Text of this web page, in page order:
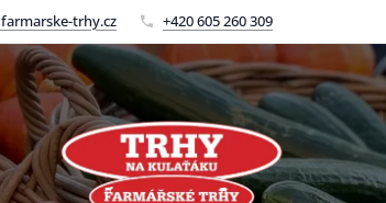
trhy.cz +420 605 260 309